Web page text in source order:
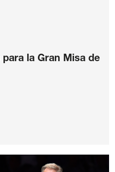
la Gran Misa de